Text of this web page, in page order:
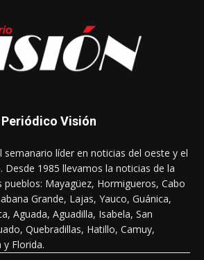
Periódico Visión
semanario líder en noticias del oeste y el
Desde 1985 llevamos la noticias de la
pueblos: Mayagüez, Hormigueros, Cabo
Grande, Lajas, Yauco, Guánica,
Aguada, Aguadilla, Isabela, San
Quebradillas, Hatillo, Camuy,
Florida.